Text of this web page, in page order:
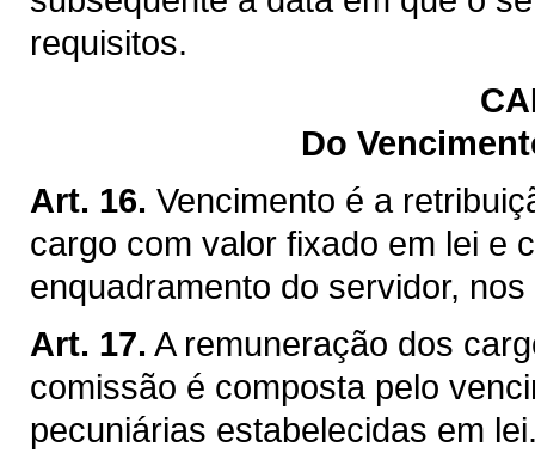
requisitos.
Do
Art. 16. Vencimento é a
cargo com valor fixado em lei e
enquadramento do servidor,
Art. 17. A remuneração dos
comissão é composta pelo
pecuniárias estabelecidas em